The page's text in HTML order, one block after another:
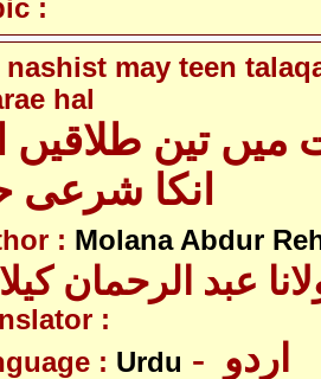
:
nashist may teen
hal
تین طلاقیں
انکا شرعی
: Molana Abdur
عبد الرحمان
:
: Urdu